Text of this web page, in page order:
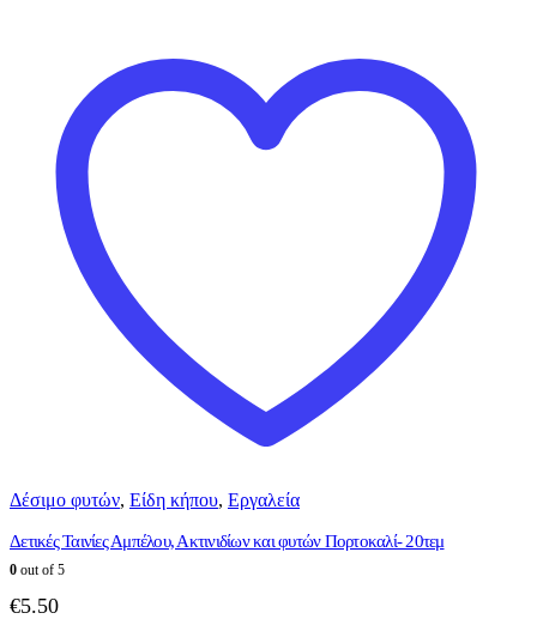
Δέσιμο φυτών, Είδη κήπου, Εργαλεία
Δετικές Ταινίες Αμπέλου, Ακτινιδίων και φυτών Πορτοκαλί- 20τεμ
0 out of 5
€5.50